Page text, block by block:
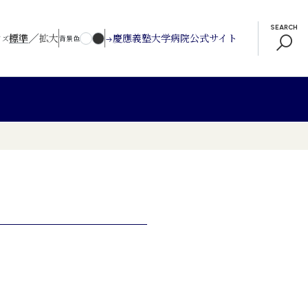
ズ標準／拡大背景色 慶應義塾大学病院公式サイト
SEARCH